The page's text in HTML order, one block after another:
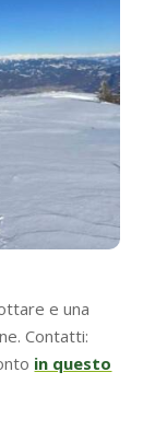
e una
Contatti:
in questo